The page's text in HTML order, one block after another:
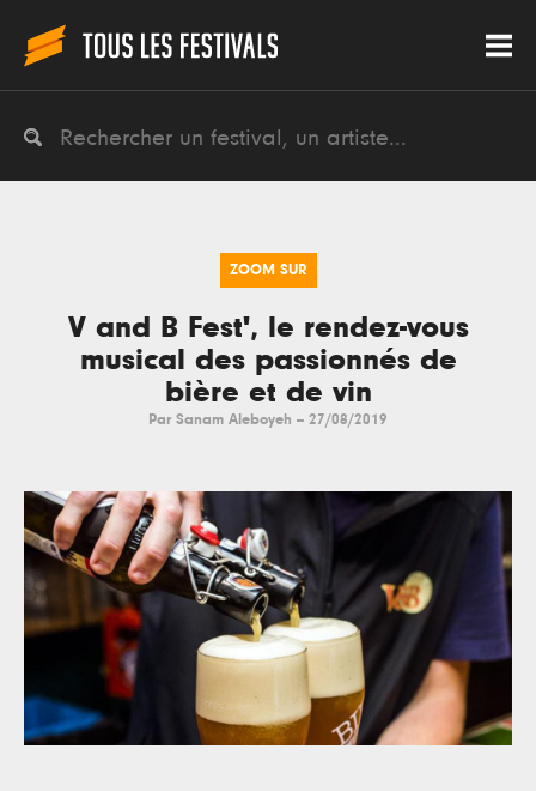
ZOOM SUR
V and B Fest', le rendez-vous
musical des passionnés de
bière et de vin
Par Sanam Aleboyeh -- 27/08/2019